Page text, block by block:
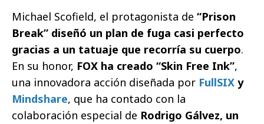
Michael Scofield, el protagonista de “Prison
Break” diseñó un plan de fuga casi perfecto
gracias a un tatuaje que recorría su cuerpo.
En su honor, FOX ha creado “Skin Free Ink”,
una innovadora acción diseñada por FullSIX y
Mindshare, que ha contado con la
colaboración especial de Rodrigo Gálvez, un